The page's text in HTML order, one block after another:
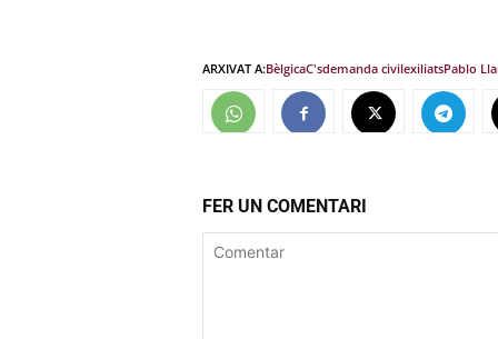
ARXIVAT A:BèlgicaC'sdemanda civilexiliatsPablo
FER UN COMENTARI